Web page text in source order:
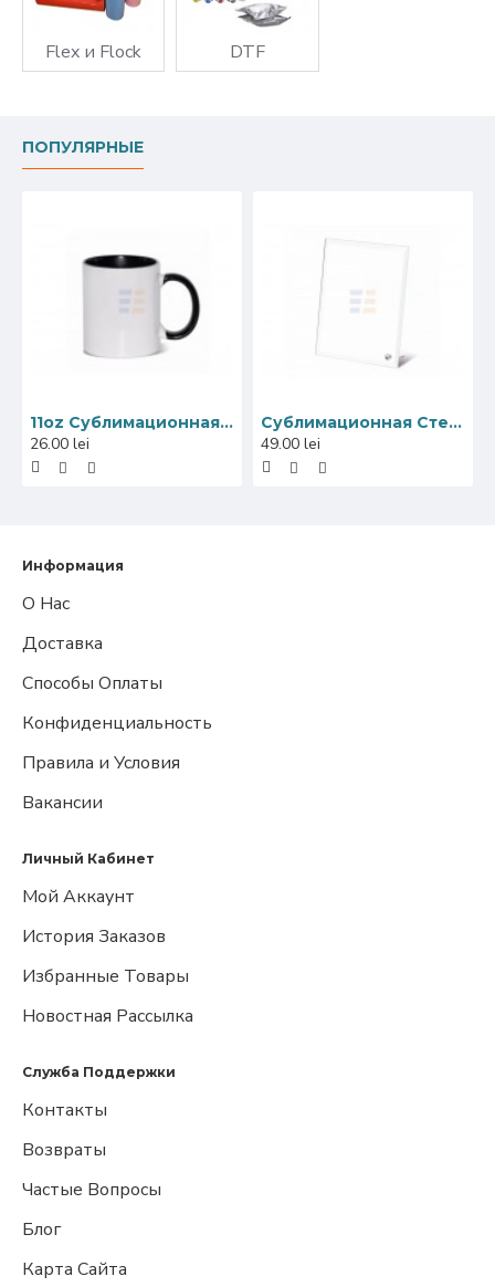
Flex и Flock DTF
ПОПУЛЯРНЫЕ
11oz Сублимационная Керамическая Кружка, Внутри и Ручка Черная (320 мл)
26.00 lei
Сублимационная Стеклянная Фоторамка, Зеркальный Край, 18x23 см
49.00 lei
Информация
О Нас
Доставка
Способы Оплаты
Конфиденциальность
Правила и Условия
Вакансии
Личный Кабинет
Мой Аккаунт
История Заказов
Избранные Товары
Новостная Рассылка
Служба Поддержки
Контакты
Возвраты
Частые Вопросы
Блог
Карта Сайта